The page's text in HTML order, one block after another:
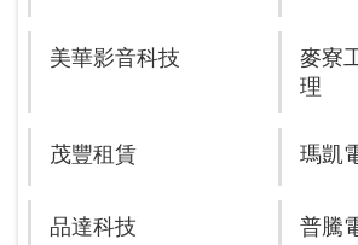
美華影音科技
麥寮
理
茂豐租賃 瑪凱
品達科技 普騰